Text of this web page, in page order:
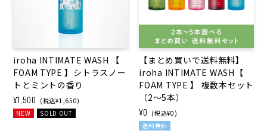
iroha INTIMATE WASH 【
FOAM TYPE 】シトラスノー
トとミントの香り
¥1,500 (税込¥1,650)
NEW
SOLD OUT
【まとめ買いで送料無料】
iroha INTIMATE WASH【
FOAM TYPE 】 複数本セット
（2〜5本）
¥0 (税込¥0)
送料無料